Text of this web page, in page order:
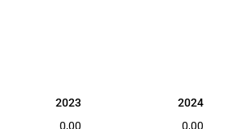
2023 2024
2023 2024
0,00 0,00